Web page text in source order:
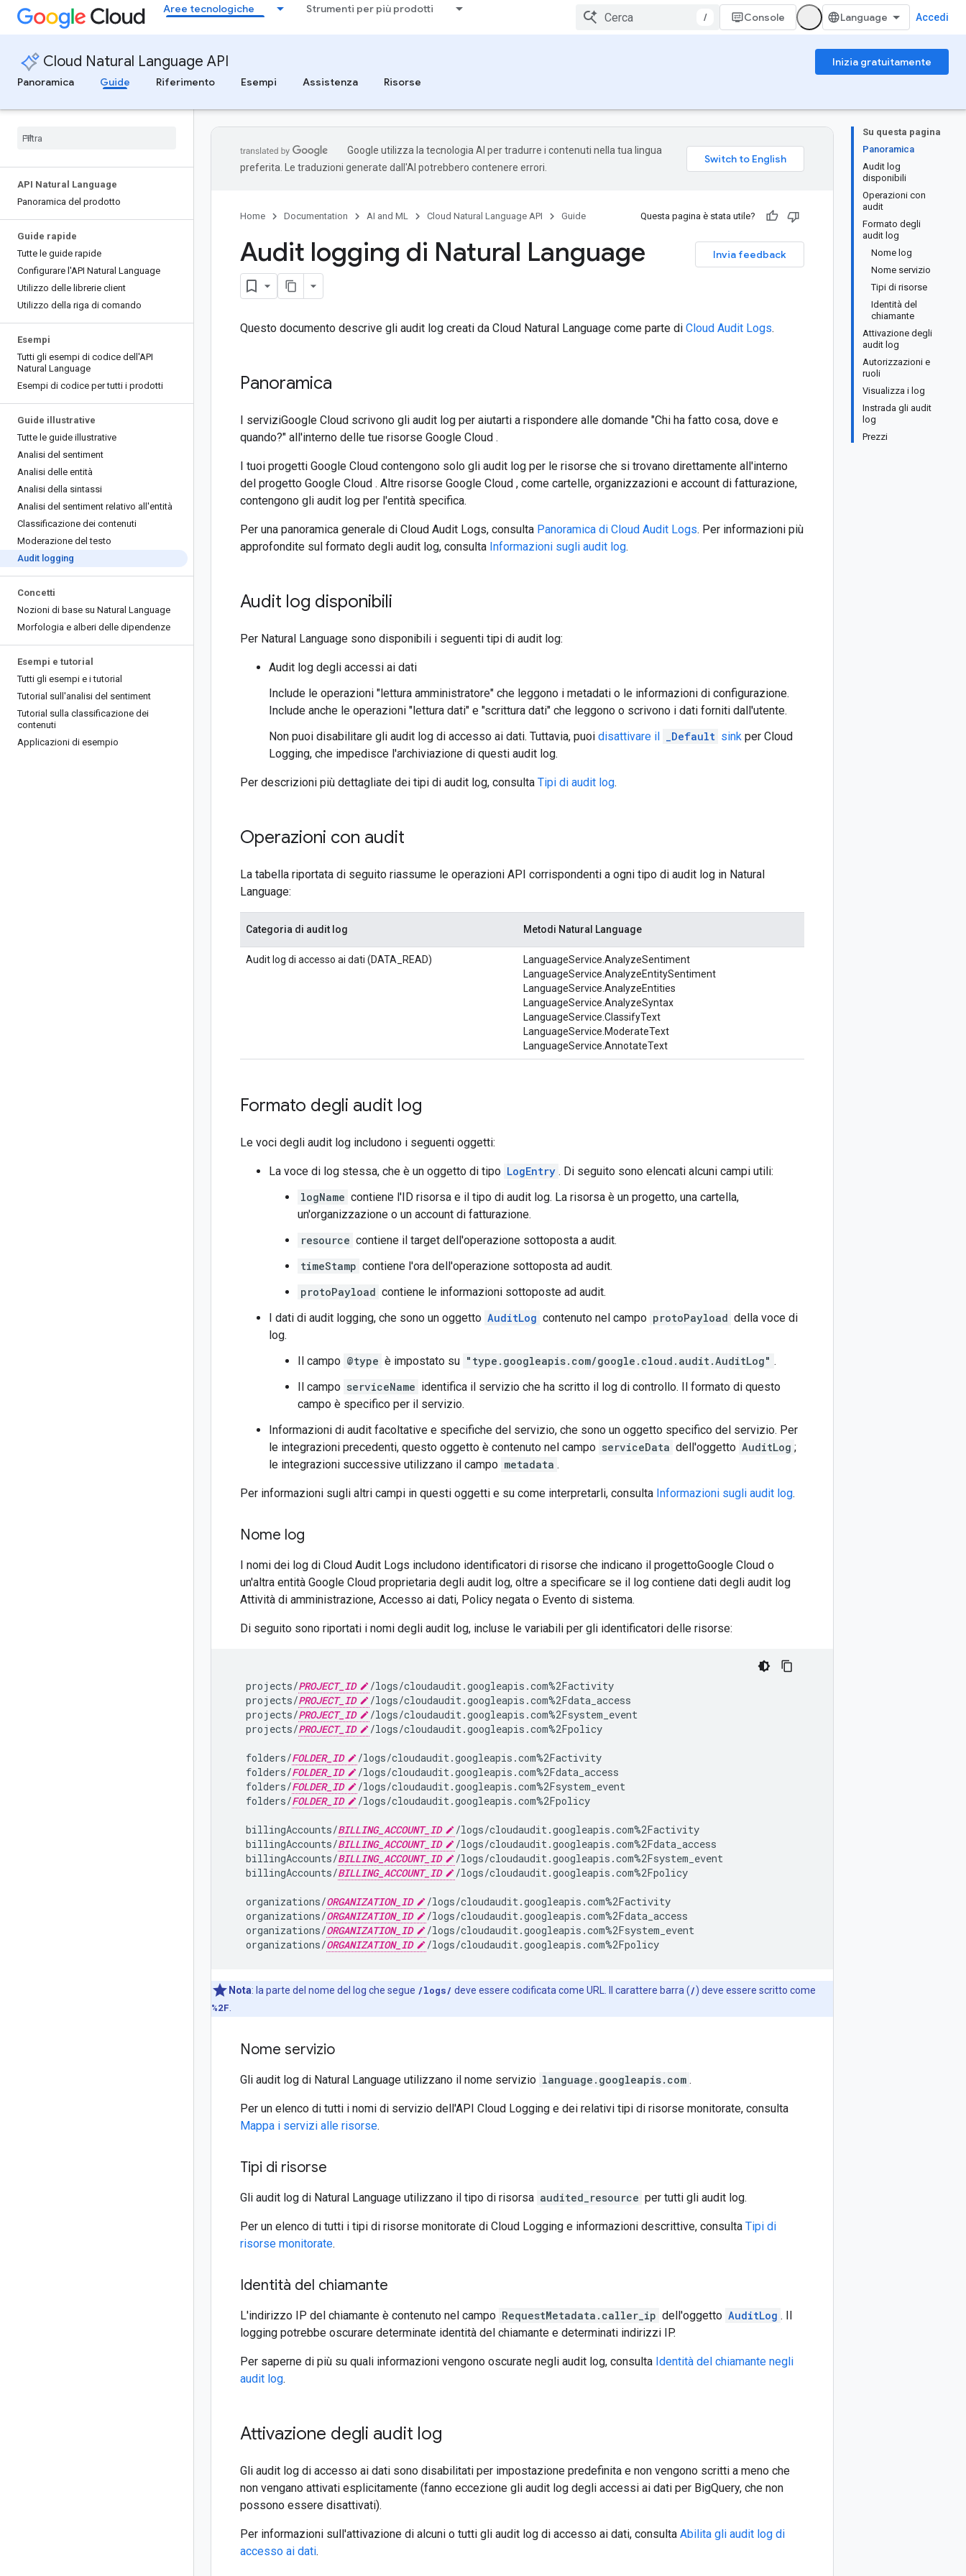
Aree tecnologiche Strumenti per più prodotti
/ Console Accedi
Cloud Natural Language API
Inizia gratuitamente
Panoramica
Guide Riferimento Esempi Assistenza Risorse
API Natural Language
Panoramica del prodotto
Guide rapide
Tutte le guide rapide
Configurare l'API Natural Language
Utilizzo delle librerie client
Utilizzo della riga di comando
Esempi
Tutti gli esempi di codice dell'API
Natural Language
Esempi di codice per tutti i prodotti
Guide illustrative
Tutte le guide illustrative
Analisi del sentiment
Analisi delle entità
Analisi della sintassi
Analisi del sentiment relativo all'entità
Classificazione dei contenuti
Moderazione del testo
Audit logging
Concetti
Nozioni di base su Natural Language
Morfologia e alberi delle dipendenze
Esempi e tutorial
Tutti gli esempi e i tutorial
Tutorial sull'analisi del sentiment
Tutorial sulla classificazione dei
contenuti
Applicazioni di esempio
Su questa pagina
Panoramica
Audit log
disponibili
Operazioni con
audit
Formato degli
audit log
Nome log
Nome servizio
Tipi di risorse
Identità del
chiamante
Attivazione degli
audit log
Autorizzazioni e
ruoli
Visualizza i log
Instrada gli audit
log
Prezzi
Google utilizza la tecnologia AI per tradurre i contenuti nella tua lingua
preferita. Le traduzioni generate dall'AI potrebbero contenere errori.
Home Documentation AI and ML Cloud Natural Language API Guide Questa pagina è stata utile?
Invia feedback
Audit logging di Natural Language
Questo documento descrive gli audit log creati da Cloud Natural Language come parte di Cloud Audit Logs.
Panoramica
I serviziGoogle Cloud scrivono gli audit log per aiutarti a rispondere alle domande "Chi ha fatto cosa, dove e
quando?" all'interno delle tue risorse Google Cloud .
I tuoi progetti Google Cloud contengono solo gli audit log per le risorse che si trovano direttamente all'interno
del progetto Google Cloud . Altre risorse Google Cloud , come cartelle, organizzazioni e account di fatturazione,
contengono gli audit log per l'entità specifica.
Per una panoramica generale di Cloud Audit Logs, consulta Panoramica di Cloud Audit Logs. Per informazioni più
approfondite sul formato degli audit log, consulta Informazioni sugli audit log.
Audit log disponibili
Per Natural Language sono disponibili i seguenti tipi di audit log:
Audit log degli accessi ai dati
Include le operazioni "lettura amministratore" che leggono i metadati o le informazioni di configurazione.
Include anche le operazioni "lettura dati" e "scrittura dati" che leggono o scrivono i dati forniti dall'utente.
Non puoi disabilitare gli audit log di accesso ai dati. Tuttavia, puoi disattivare il _Default sink per Cloud
Logging, che impedisce l'archiviazione di questi audit log.
Per descrizioni più dettagliate dei tipi di audit log, consulta Tipi di audit log.
Operazioni con audit
La tabella riportata di seguito riassume le operazioni API corrispondenti a ogni tipo di audit log in Natural
Language:
Categoria di audit log Metodi Natural Language
Audit log di accesso ai dati (DATA_READ)
LanguageService.AnalyzeSentiment
LanguageService.AnalyzeEntitySentiment
LanguageService.AnalyzeEntities
LanguageService.AnalyzeSyntax
LanguageService.ClassifyText
LanguageService.ModerateText
LanguageService.AnnotateText
Formato degli audit log
Le voci degli audit log includono i seguenti oggetti:
La voce di log stessa, che è un oggetto di tipo LogEntry . Di seguito sono elencati alcuni campi utili:
logName contiene l'ID risorsa e il tipo di audit log. La risorsa è un progetto, una cartella,
un'organizzazione o un account di fatturazione.
resource contiene il target dell'operazione sottoposta a audit.
timeStamp contiene l'ora dell'operazione sottoposta ad audit.
protoPayload contiene le informazioni sottoposte ad audit.
I dati di audit logging, che sono un oggetto AuditLog contenuto nel campo protoPayload della voce di
log.
Il campo @type è impostato su "type.googleapis.com/google.cloud.audit.AuditLog" .
Il campo serviceName identifica il servizio che ha scritto il log di controllo. Il formato di questo
campo è specifico per il servizio.
Informazioni di audit facoltative e specifiche del servizio, che sono un oggetto specifico del servizio. Per
le integrazioni precedenti, questo oggetto è contenuto nel campo serviceData dell'oggetto AuditLog ;
le integrazioni successive utilizzano il campo metadata .
Per informazioni sugli altri campi in questi oggetti e su come interpretarli, consulta Informazioni sugli audit log.
Nome log
I nomi dei log di Cloud Audit Logs includono identificatori di risorse che indicano il progettoGoogle Cloud o
un'altra entità Google Cloud proprietaria degli audit log, oltre a specificare se il log contiene dati degli audit log
Attività di amministrazione, Accesso ai dati, Policy negata o Evento di sistema.
Di seguito sono riportati i nomi degli audit log, incluse le variabili per gli identificatori delle risorse:
   projects/
PROJECT_ID
/logs/cloudaudit.googleapis.com%2Factivity
   projects/
PROJECT_ID
/logs/cloudaudit.googleapis.com%2Fdata_access
   projects/
PROJECT_ID
/logs/cloudaudit.googleapis.com%2Fsystem_event
   projects/
PROJECT_ID /logs/cloudaudit.googleapis.com%2Fpolicy
   folders/
FOLDER_ID
/logs/cloudaudit.googleapis.com%2Factivity
   folders/
FOLDER_ID
/logs/cloudaudit.googleapis.com%2Fdata_access
   folders/
FOLDER_ID
/logs/cloudaudit.googleapis.com%2Fsystem_event
   folders/
FOLDER_ID /logs/cloudaudit.googleapis.com%2Fpolicy
   billingAccounts/
BILLING_ACCOUNT_ID
/logs/cloudaudit.googleapis.com%2Factivity
   billingAccounts/
BILLING_ACCOUNT_ID
/logs/cloudaudit.googleapis.com%2Fdata_access
   billingAccounts/
BILLING_ACCOUNT_ID
/logs/cloudaudit.googleapis.com%2Fsystem_event
   billingAccounts/
BILLING_ACCOUNT_ID /logs/cloudaudit.googleapis.com%2Fpolicy
   organizations/
ORGANIZATION_ID
/logs/cloudaudit.googleapis.com%2Factivity
   organizations/
ORGANIZATION_ID
/logs/cloudaudit.googleapis.com%2Fdata_access
   organizations/
ORGANIZATION_ID
/logs/cloudaudit.googleapis.com%2Fsystem_event
   organizations/
ORGANIZATION_ID
Nota: la parte del nome del log che segue /logs/ deve essere codificata come URL. Il carattere barra (/) deve essere scritto come
%2F
Nome servizio
Gli audit log di Natural Language utilizzano il nome servizio language.googleapis.com .
Per un elenco di tutti i nomi di servizio dell'API Cloud Logging e dei relativi tipi di risorse monitorate, consulta
Mappa i servizi alle risorse.
Tipi di risorse
Gli audit log di Natural Language utilizzano il tipo di risorsa audited_resource per tutti gli audit log.
Per un elenco di tutti i tipi di risorse monitorate di Cloud Logging e informazioni descrittive, consulta Tipi di
risorse monitorate.
Identità del chiamante
L'indirizzo IP del chiamante è contenuto nel campo RequestMetadata.caller_ip dell'oggetto AuditLog . Il
logging potrebbe oscurare determinate identità del chiamante e determinati indirizzi IP.
Per saperne di più su quali informazioni vengono oscurate negli audit log, consulta Identità del chiamante negli
audit log.
Attivazione degli audit log
Gli audit log di accesso ai dati sono disabilitati per impostazione predefinita e non vengono scritti a meno che
non vengano attivati esplicitamente (fanno eccezione gli audit log degli accessi ai dati per BigQuery, che non
possono essere disattivati).
Per informazioni sull'attivazione di alcuni o tutti gli audit log di accesso ai dati, consulta Abilita gli audit log di
accesso ai dati.